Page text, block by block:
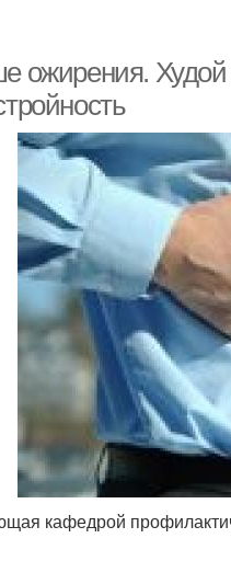
ожирения.
кафедрой